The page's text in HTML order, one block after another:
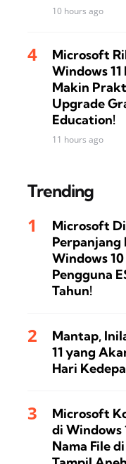
10 hours ago
Microsoft
Windows
Makin
Upgrade
Education!
11 hours ago
Trending
Microsoft
Perpanjang
Windows
Pengguna
Tahun!
Mantap,
11 yang
Hari
Microsoft
di Windows
Nama File